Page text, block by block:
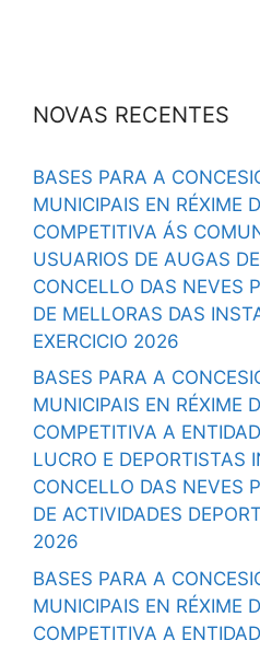
NOVAS RECENTES
BASES PARA A
MUNICIPAIS EN RÉXIME
COMPETITIVA ÁS
USUARIOS DE AUGAS
CONCELLO DAS NEVES
DE MELLORAS DAS
EXERCICIO 2026
BASES PARA A
MUNICIPAIS EN RÉXIME
COMPETITIVA A
LUCRO E DEPORTISTAS
CONCELLO DAS NEVES
DE ACTIVIDADES
2026
BASES PARA A
MUNICIPAIS EN RÉXIME
COMPETITIVA A